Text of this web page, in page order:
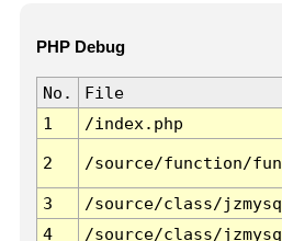
PHP Debug
No. File
1
/index.php
2 /source/function/
3 /source/class/
4
/source/class/